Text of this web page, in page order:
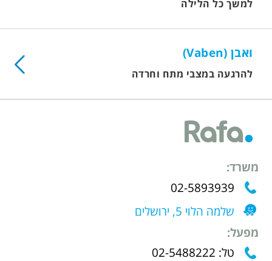
למשך כל הלילה
ואבן (Vaben)
להרגעה במצבי מתח וחרדה
משרד:
02-5893939
שלמה הלוי 5, ירושלים
מפעל:
טל: 02-5488222